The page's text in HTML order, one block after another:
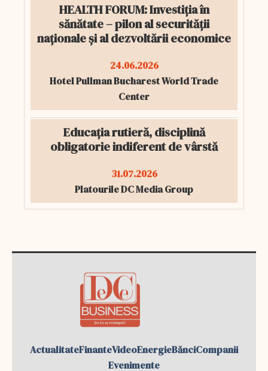
HEALTH FORUM: Investiția în
sănătate – pilon al securității
naționale și al dezvoltării economice
24.06.2026
Hotel Pullman Bucharest World Trade
Center
Educația rutieră, disciplină
obligatorie indiferent de vârstă
31.07.2026
Platourile DC Media Group
ActualitateFinanteVideoEnergieBănciCompanii
Evenimente